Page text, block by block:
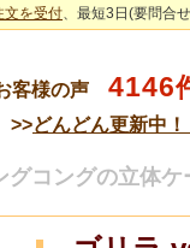
文を受付、最短3日(要問合
客様の声 4146
>>どんどん更新中
グコングの立体